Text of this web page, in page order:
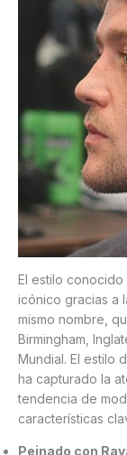
El estilo
icónico gracias a
mismo nombre,
Birmingham,
Mundial. El estilo
ha capturado la
tendencia de
características
Peinado con